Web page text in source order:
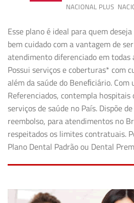
NACIONAL PLUS
Esse plano é ideal para quem
bem cuidado com a vantagem de
atendimento diferenciado em todas
Possui serviços e coberturas* com
além da saúde do Beneﬁciário. Com
Referenciados, contempla
serviços de saúde no País. Dispõe
reembolso, para atendimentos no
respeitados os limites contratuais.
Plano Dental Padrão ou Dental